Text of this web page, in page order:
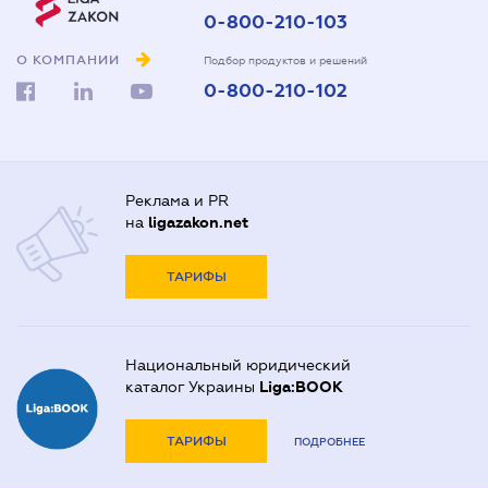
О КОМПАНИИ
0-800-210-103
Подбор продуктов и решений
0-800-210-102
Реклама и PR
на ligazakon.net
ТАРИФЫ
Национальный юридический
каталог Украины Liga:BOOK
ТАРИФЫ ПОДРОБНЕЕ